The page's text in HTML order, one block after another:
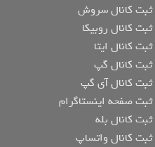
ثبت کانال سروش
ثبت کانال روبیکا
ثبت کانال ایتا
ثبت کانال گپ
ثبت کانال آی گپ
ثبت صفحه اینستاگرام
ثبت کانال بله
ثبت کانال واتساپ